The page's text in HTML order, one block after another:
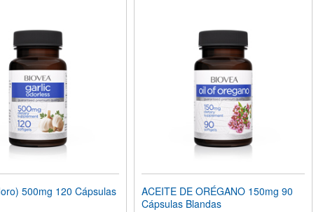
500mg 120 Cápsulas
ACEITE DE ORÉGANO 150mg 90
Cápsulas Blandas